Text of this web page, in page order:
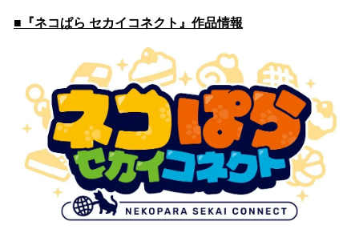
■『ネコぱら セカイコネクト』作品情報